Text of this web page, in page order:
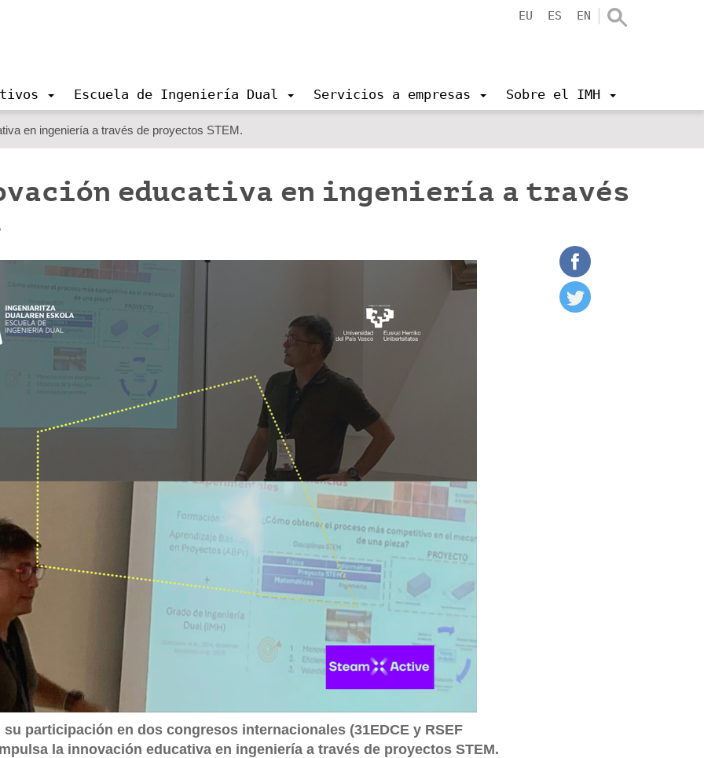
EU ES EN
Escuela de Ingeniería Dual Servicios a empresas Sobre el IMH
en ingeniería a través de proyectos STEM.
educativa en ingeniería a través
participación en dos congresos internacionales (31EDCE y RSEF
la innovación educativa en ingeniería a través de proyectos STEM.